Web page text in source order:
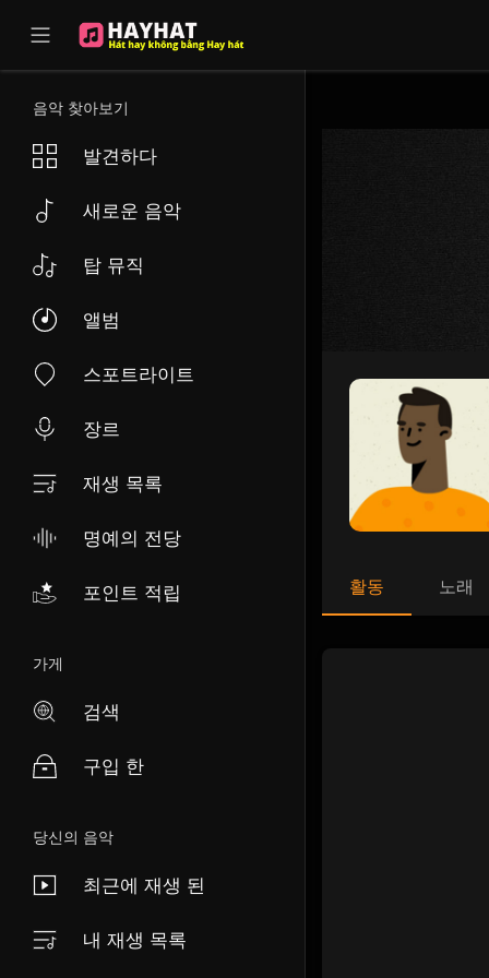
음악 찾아보기
발견하다
새로운 음악
탑 뮤직
앨범
스포트라이트
장르
재생 목록
명예의 전당
포인트 적립
가게
검색
구입 한
당신의 음악
최근에 재생 된
내 재생 목록
활동 노래